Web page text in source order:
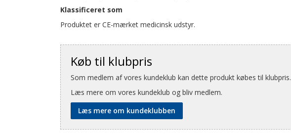
Klassificeret som
Produktet er CE-mærket medicinsk udstyr.
Køb til klubpris
Som medlem af vores kundeklub kan dette produkt købes til klubpris.
Læs mere om vores kundeklub og bliv medlem.
Læs mere om kundeklubben